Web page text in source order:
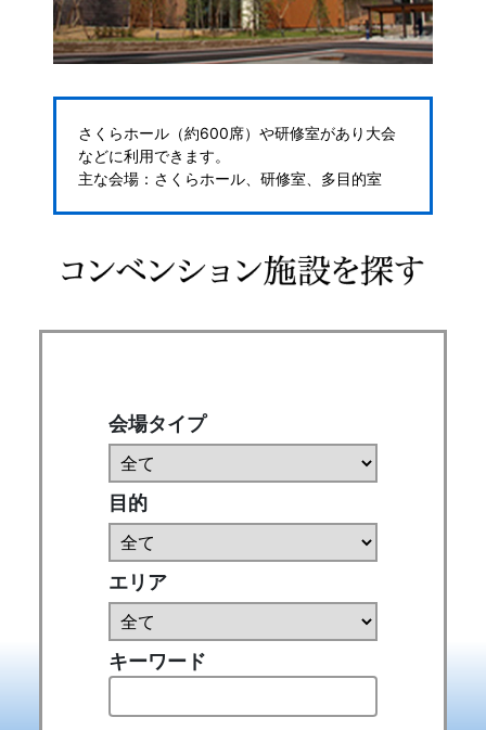
さくらホール（約600席）や研修室があり大会
などに利用できます。
主な会場：さくらホール、研修室、多目的室
会場タイプ
目的
エリア
キーワード